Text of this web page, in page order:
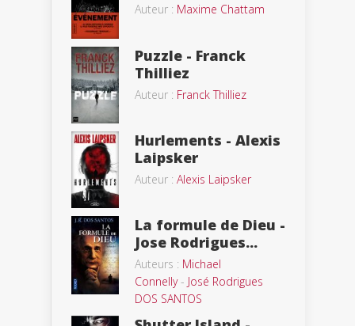
Auteur : Maxime Chattam
Puzzle - Franck
Thilliez
Auteur : Franck Thilliez
Hurlements - Alexis
Laipsker
Auteur : Alexis Laipsker
La formule de Dieu -
Jose Rodrigues...
Auteurs : Michael
Connelly- José Rodrigues
DOS SANTOS